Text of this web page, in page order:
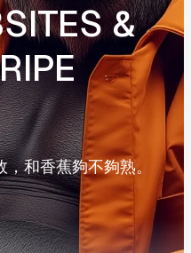
&
RIPE
和香蕉夠不夠熟。